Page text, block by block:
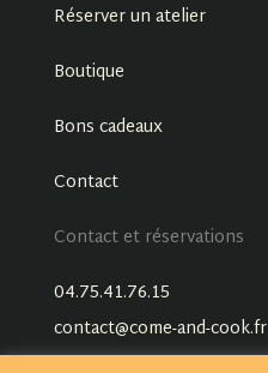
Réserver un atelier
Boutique
Bons cadeaux
Contact
Contact et réservations
04.75.41.76.15
contact@come-and-cook.fr